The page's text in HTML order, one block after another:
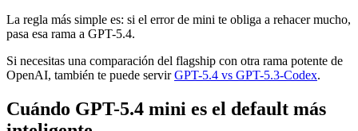
La regla más simple es: si el error de mini te obliga a rehacer mucho,
pasa esa rama a GPT-5.4.
Si necesitas una comparación del flagship con otra rama potente de
OpenAI, también te puede servirGPT-5.4 vs GPT-5.3-Codex.
Cuándo GPT-5.4 mini es el default más